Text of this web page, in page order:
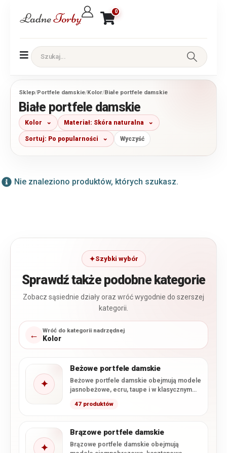
0
Sklep/Portfele damskie/Kolor/Białe portfele damskie
Białe portfele damskie
Kolor Materiał: Skóra naturalna
Sortuj: Po popularności Wyczyść
Nie znaleziono produktów, których szukasz.
Szybki wybór
Sprawdź także podobne kategorie
Zobacz sąsiednie działy oraz wróć wygodnie do szerszej
kategorii.
← Wróć do kategorii nadrzędnej
Kolor
✦
Beżowe portfele damskie
Beżowe portfele damskie obejmują modele
jasnobeżowe, ecru, taupe i w klasycznym
47 produktów
✦
Brązowe portfele damskie
Brązowe portfele damskie obejmują